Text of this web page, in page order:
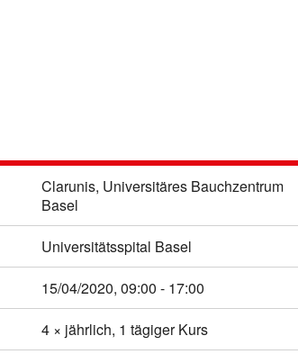
Clarunis, Universitäres Bauchzentrum
Basel
Universitätsspital Basel
15/04/2020, 09:00 - 17:00
4 × jährlich, 1 tägiger Kurs